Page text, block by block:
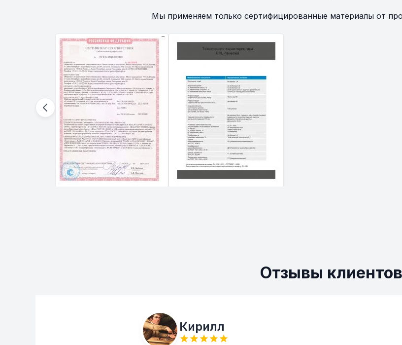
Мы применяем только сертифицированные материалы от
Отзывы клиентов
Кирилл